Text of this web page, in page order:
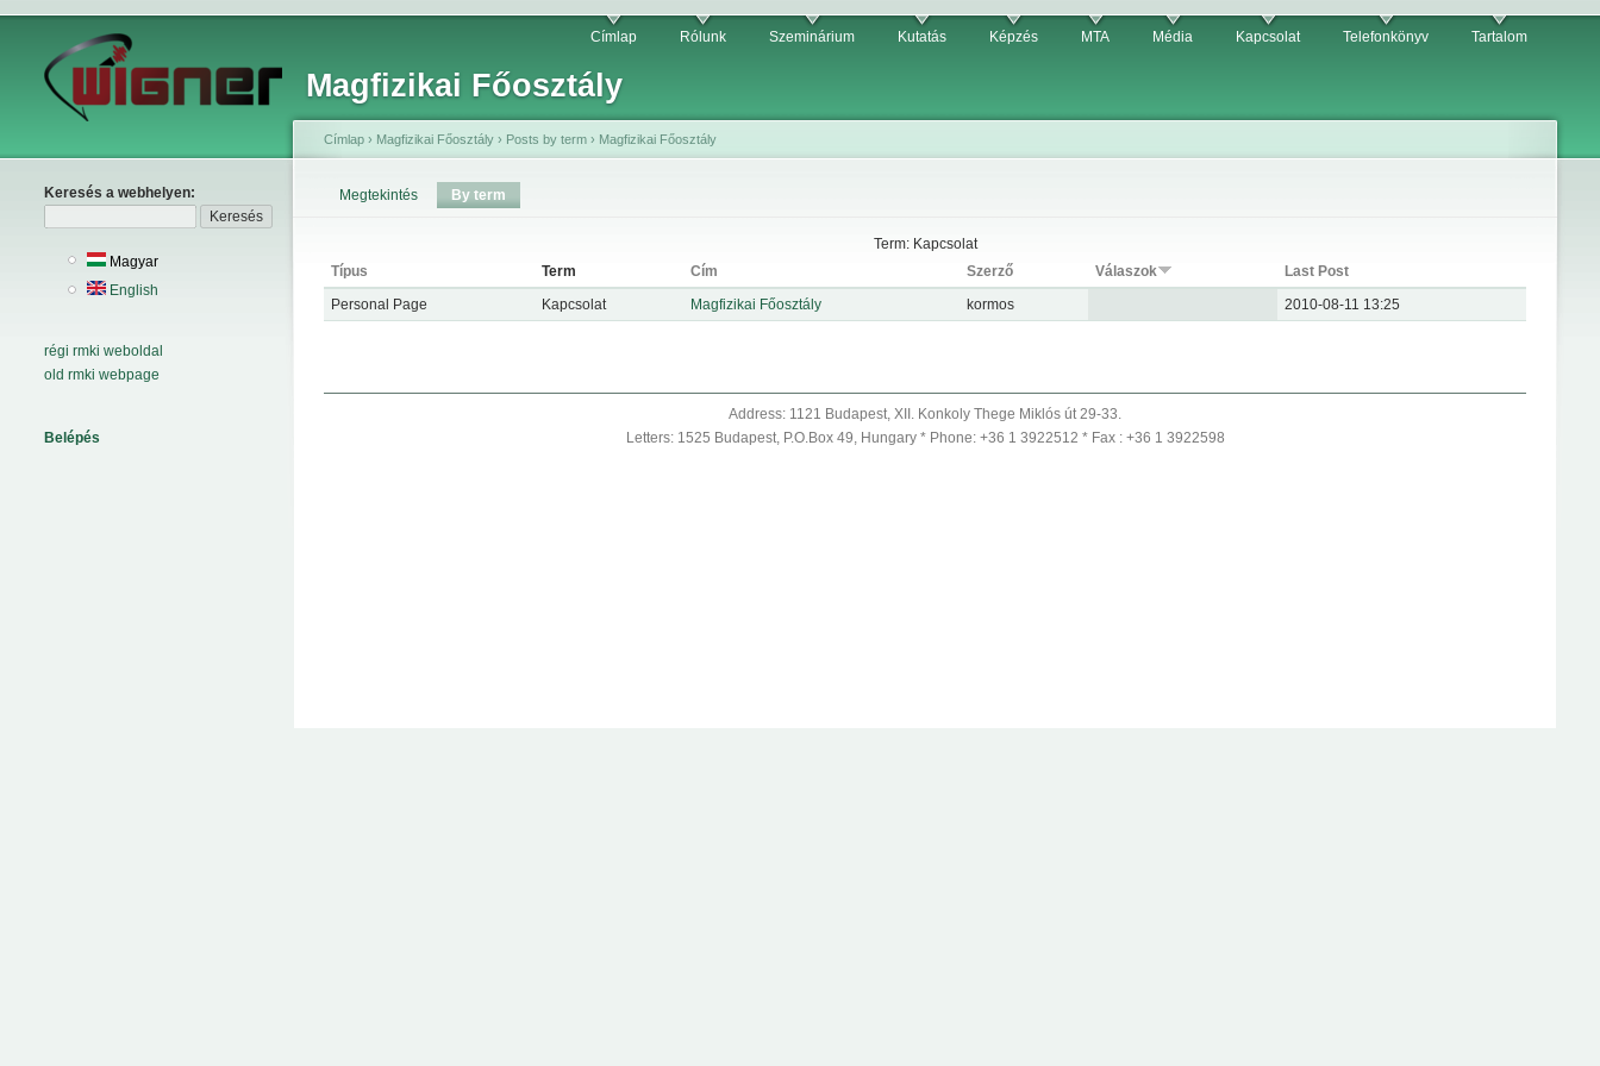
Magfizikai Főosztály
Címlap Rólunk Szeminárium Kutatás Képzés MTA Média Kapcsolat Telefonkönyv Tartalom
Keresés a webhelyen:
Magyar
English
régi rmki weboldal
old rmki webpage
Belépés
Címlap › Magfizikai Főosztály › Posts by term › Magfizikai Főosztály
Megtekintés By term
Term: Kapcsolat
Típus
Term Cím Szerző Válaszok
Last Post
Personal Page
Kapcsolat Magfizikai Főosztály kormos 2010-08-11 13:25
Address: 1121 Budapest, XII. Konkoly Thege Miklós út 29-33.
Letters: 1525 Budapest, P.O.Box 49, Hungary * Phone: +36 1 3922512 * Fax : +36 1 3922598